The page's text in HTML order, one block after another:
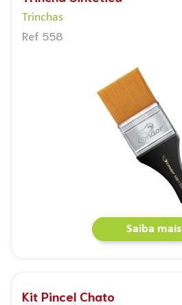
Trinchas
Ref 558
Saiba mais
Kit Pincel Chato